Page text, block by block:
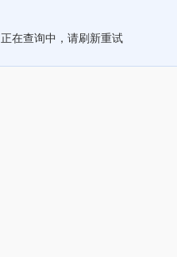
正在查询中，请刷新重试